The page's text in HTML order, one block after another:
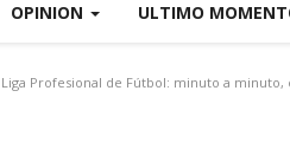
OPINION ULTIMO
Liga Profesional de Fútbol: minuto a